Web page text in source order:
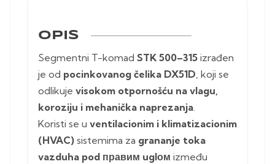
OPIS
Segmentni T-komad STK 500–315 izrađen
je od pocinkovanog čelika DX51D, koji se
odlikuje visokom otpornošću na vlagu,
koroziju i mehanička naprezanja.
Koristi se u ventilacionim i klimatizacionim
(HVAC) sistemima za grananje toka
vazduha pod правим uglом između